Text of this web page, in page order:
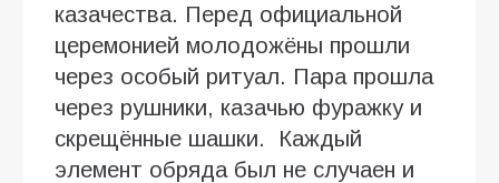
казачества. Перед официальной
церемонией молодожёны прошли
через особый ритуал. Пара прошла
через рушники, казачью фуражку и
скрещённые шашки. Каждый
элемент обряда был не случаен и